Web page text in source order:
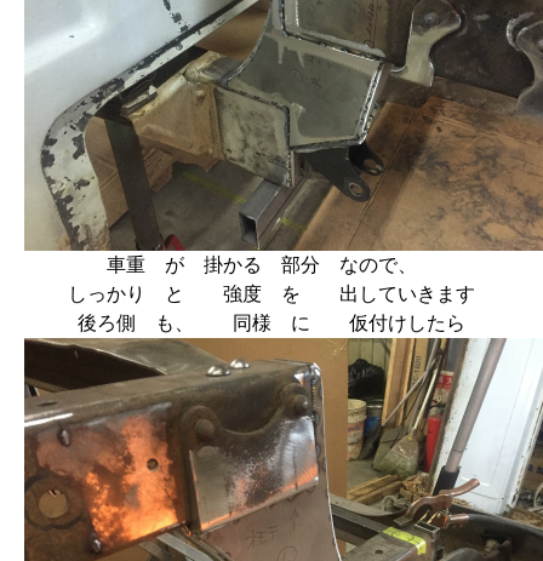
車重 が 掛かる 部分 なので、
しっかり と 強度 を 出していきます
後ろ側 も、 同様 に 仮付けしたら